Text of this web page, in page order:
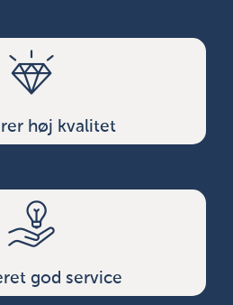
høj kvalitet
god service